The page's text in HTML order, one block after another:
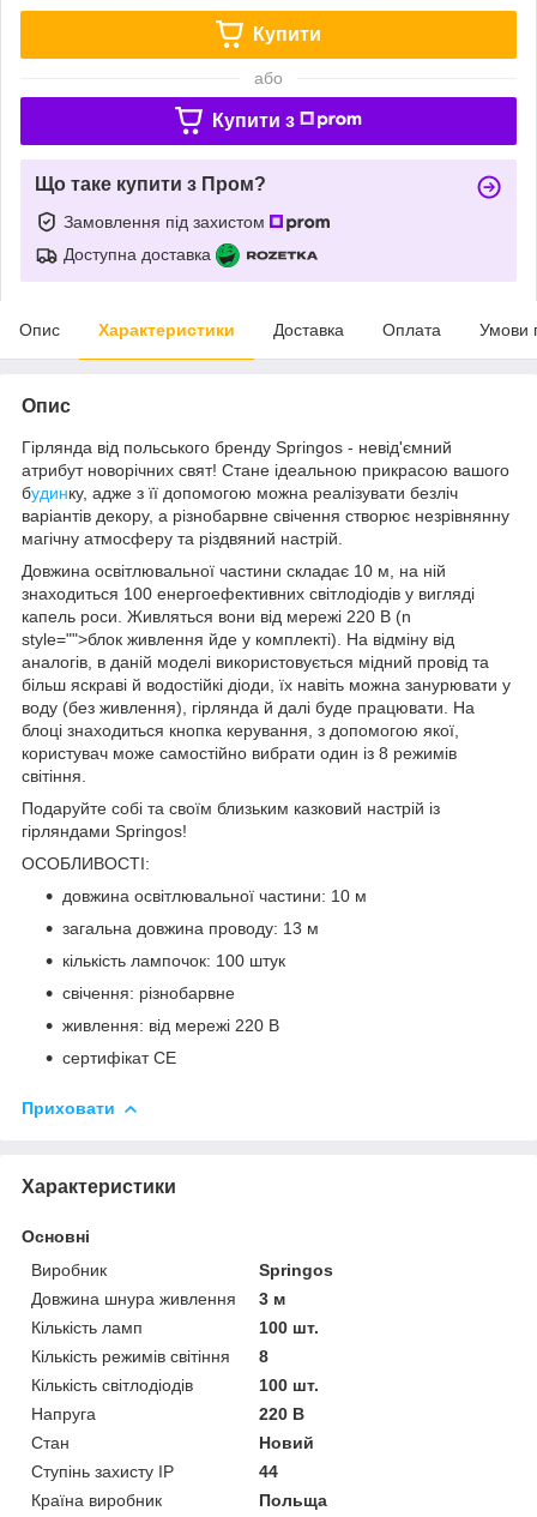
Купити
або
Купити з
Що таке купити з Пром?
Замовлення під захистом
Доступна доставка
Опис Характеристики Доставка Оплата Умови
Опис
Гірлянда від польського бренду Springos - невід'ємний
атрибут новорічних свят! Стане ідеальною прикрасою вашого
будинку, адже з її допомогою можна реалізувати безліч
варіантів декору, а різнобарвне свічення створює незрівнянну
магічну атмосферу та різдвяний настрій.
Довжина освітлювальної частини складає 10 м , на ній
знаходиться 100 енергоефективних світлодіодів у вигляді
капель роси. Живляться вони від мережі 220 В (n
style="">блок живлення йде у комплекті). На відміну від
аналогів, в даній моделі використовується мідний провід та
більш яскраві й водостійкі діоди, їх навіть можна занурювати у
воду (без живлення), гірлянда й далі буде працювати. На
блоці знаходиться кнопка керування, з допомогою якої,
користувач може самостійно вибрати один із 8 режимів
світіння
Подаруйте собі та своїм близьким казковий настрій із
гірляндами Springos!
ОСОБЛИВОСТІ:
довжина освітлювальної частини: 10 м
загальна довжина проводу: 13 м
кількість лампочок: 100 штук
свічення: різнобарвне
живлення: від мережі 220 В
сертифікат CE
Приховати
Характеристики
Основні
Виробник
Springos
Довжина шнура живлення
3 м
Кількість ламп
100 шт.
Кількість режимів світіння
8
Кількість світлодіодів
100 шт.
Напруга
220 В
Стан
Новий
Ступінь захисту IP
44
Країна виробник
Польща